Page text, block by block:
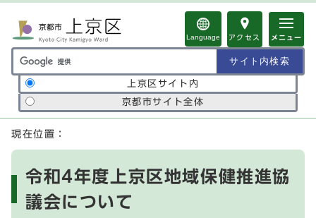
Language アクセス メニュー
サイト内検索の範囲
上京区サイト内
京都市サイト全体
ここから本文です
現在位置：
令和4年度上京区地域保健推進協
議会について